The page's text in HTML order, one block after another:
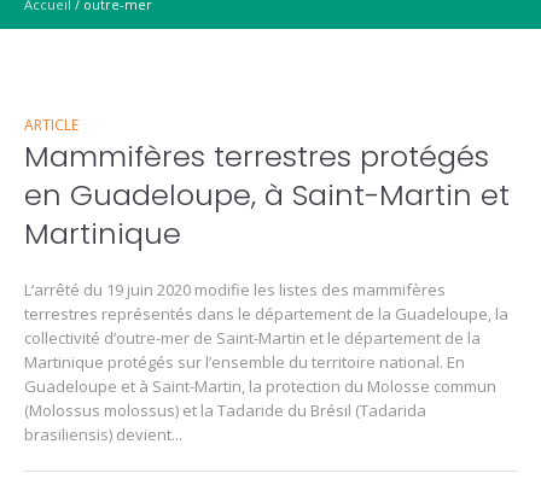
Accueil / outre-mer
ARTICLE
Mammifères terrestres protégés
en Guadeloupe, à Saint-Martin et
Martinique
L‘arrêté du 19 juin 2020 modifie les listes des mammifères
terrestres représentés dans le département de la Guadeloupe, la
collectivité d’outre-mer de Saint-Martin et le département de la
Martinique protégés sur l’ensemble du territoire national. En
Guadeloupe et à Saint-Martin, la protection du Molosse commun
(Molossus molossus) et la Tadaride du Brésil (Tadarida
brasiliensis) devient...